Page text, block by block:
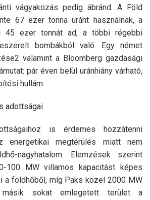
vágyakozás pedig ábránd. A Föld
67 ezer tonna uránt használnak, a
45 ezer tonnát ad, a többi régebbi
bombákból való. Egy német
valamint a Bloomberg gazdasági
pár éven belül uránhiány várható,
hullám.
adottságai
is érdemes hozzátenni
energetikai megtérülés miatt nem
nagyhatalom. Elemzések szerint
100 MW villamos kapacitást képes
a földhőből, míg Paks közel 2000 MW
másik sokat emlegetett terület a